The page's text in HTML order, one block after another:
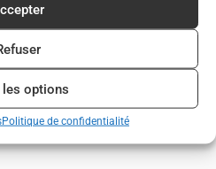
les options
Politique de confidentialité